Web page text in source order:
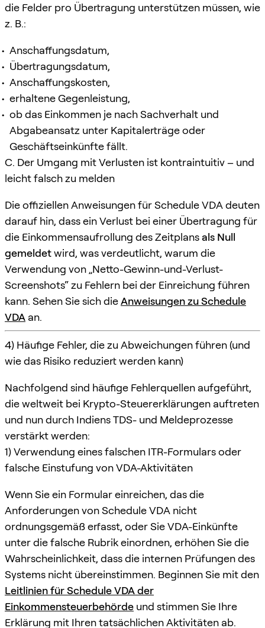
die Felder pro Übertragung unterstützen müssen, wie
z. B.:
Anschaffungsdatum,
Übertragungsdatum,
Anschaffungskosten,
erhaltene Gegenleistung,
ob das Einkommen je nach Sachverhalt und
Abgabeansatz unter Kapitalerträge oder
Geschäftseinkünfte fällt.
C. Der Umgang mit Verlusten ist kontraintuitiv – und
leicht falsch zu melden
Die offiziellen Anweisungen für Schedule VDA deuten
darauf hin, dass ein Verlust bei einer Übertragung für
die Einkommensaufrollung des Zeitplansals Null
gemeldetwird, was verdeutlicht, warum die
Verwendung von „Netto-Gewinn-und-Verlust-
Screenshots“ zu Fehlern bei der Einreichung führen
kann. Sehen Sie sich dieAnweisungen zu Schedule
VDA an.
4) Häufige Fehler, die zu Abweichungen führen (und
wie das Risiko reduziert werden kann)
Nachfolgend sind häufige Fehlerquellen aufgeführt,
die weltweit bei Krypto-Steuererklärungen auftreten
und nun durch Indiens TDS- und Meldeprozesse
verstärkt werden:
1) Verwendung eines falschen ITR-Formulars oder
falsche Einstufung von VDA-Aktivitäten
Wenn Sie ein Formular einreichen, das die
Anforderungen von Schedule VDA nicht
ordnungsgemäß erfasst, oder Sie VDA-Einkünfte
unter die falsche Rubrik einordnen, erhöhen Sie die
Wahrscheinlichkeit, dass die internen Prüfungen des
Systems nicht übereinstimmen. Beginnen Sie mit den
Leitlinien für Schedule VDA der
Einkommensteuerbehörde und stimmen Sie Ihre
Erklärung mit Ihren tatsächlichen Aktivitäten ab.